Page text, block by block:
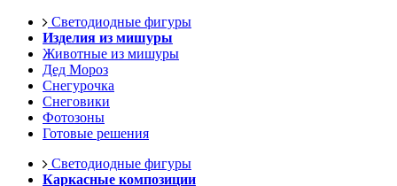
Светодиодные фигуры
Изделия из мишуры
Животные из мишуры
Дед Мороз
Снегурочка
Снеговики
Фотозоны
Готовые решения
Светодиодные фигуры
Каркасные композиции